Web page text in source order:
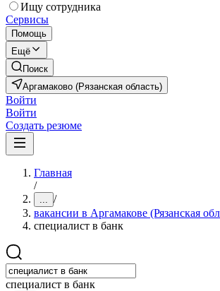
Ищу сотрудника
Сервисы
Помощь
Ещё
Поиск
Аргамаково (Рязанская область)
Войти
Войти
Создать резюме
Главная
/
... /
вакансии в Аргамакове (Рязанская
специалист в банк
специалист в банк